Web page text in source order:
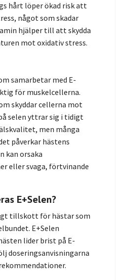
hårt löper ökad risk att
något som skadar
hjälper till att skydda
mot oxidativ stress.
samarbetar med E-
för muskelcellerna.
skyddar cellerna mot
selen yttrar sig i tidigt
men många
påverkar hästens
kan orsaka
eller svaga, förtvinande
E+Selen?
tillskott för hästar som
E+Selen
lider brist på E-
doseringsanvisningarna